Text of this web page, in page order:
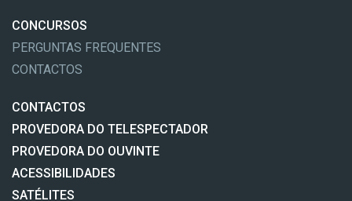
CONCURSOS
PERGUNTAS FREQUENTES
CONTACTOS
CONTACTOS
PROVEDORA DO TELESPECTADOR
PROVEDORA DO OUVINTE
ACESSIBILIDADES
SATÉLITES